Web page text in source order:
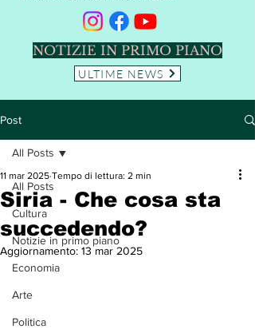
NOTIZIE IN PRIMO PIANO
ULTIME NEWS
Post
All Posts
Cultura
Notizie in primo piano
Economia
Arte
Politica
All Posts
Siria - Che cosa sta
succedendo?
11 mar 2025 Tempo di lettura: 2 min
Aggiornamento: 13 mar 2025